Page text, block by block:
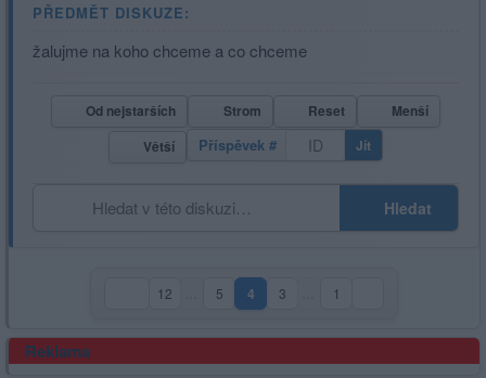
PŘEDMĚT DISKUZE:
žalujme na koho chceme a co chceme
Od nejstarších Strom Reset
Menší
Větší
Příspěvek # Jít
Hledat
12 5 4(aktuální strana)
3 1
Reklama